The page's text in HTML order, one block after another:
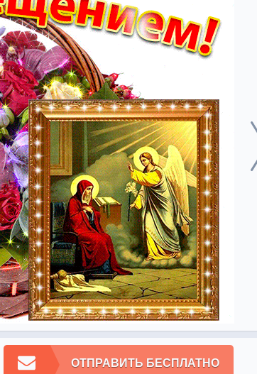
ОТПРАВИТЬ БЕСПЛАТНО